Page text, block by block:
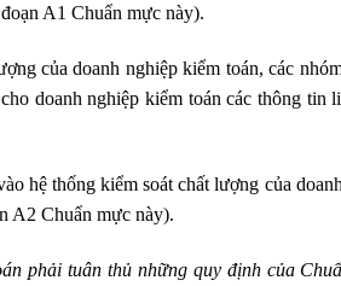
A1 Chuẩn mực này).
của doanh nghiệp kiểm toán, các
doanh nghiệp kiểm toán các thông
hệ thống kiểm soát chất lượng của
A2 Chuẩn mực này).
phải tuân thủ những quy định của